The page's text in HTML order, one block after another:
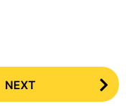
NEXT